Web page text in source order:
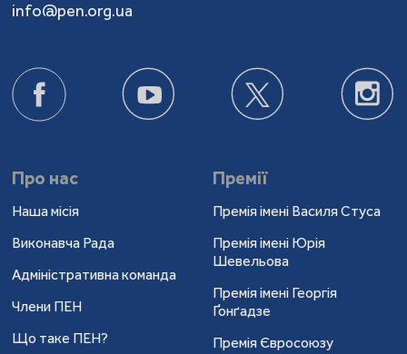
info@pen.org.ua
Про нас
Наша місія
Виконавча Рада
Адміністративна команда
Члени ПЕН
Що таке ПЕН?
Премії
Премія імені Василя Стуса
Премія імені Юрія
Шевельова
Премія імені Георгія
Ґонґадзе
Премія Євросоюзу